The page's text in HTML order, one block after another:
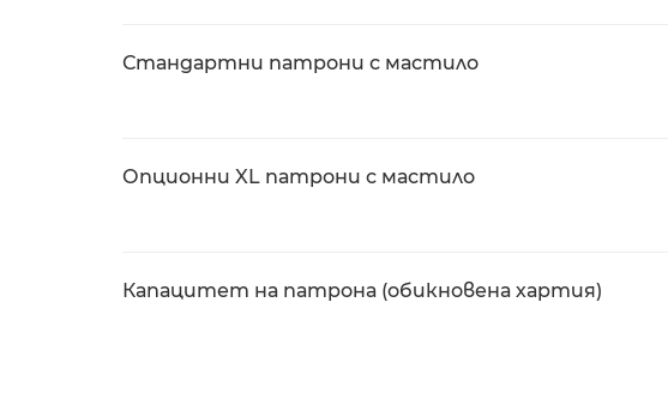
Стандартни патрони с мастило
Опционни XL патрони с мастило
Капацитет на патрона (обикновена хартия)